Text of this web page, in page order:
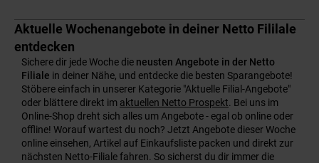
Aktuelle Wochenangebote in deiner Netto Fililale
entdecken
Sichere dir jede Woche die neusten Angebote in der Netto
Filiale in deiner Nähe, und entdecke die besten Sparangebote!
Stöbere einfach in unserer Kategorie "Aktuelle Filial-Angebote"
oder blättere direkt im aktuellen Netto Prospekt . Bei uns im
Online-Shop dreht sich alles um Angebote - egal ob online oder
offline! Worauf wartest du noch? Jetzt Angebote dieser Woche
online einsehen, Artikel auf Einkaufsliste packen und direkt zur
nächsten Netto-Filiale fahren. So sicherst du dir immer die